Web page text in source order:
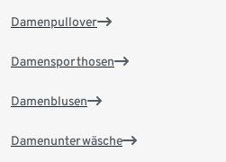
Damenpullover
Damensporthosen
Damenblusen
Damenunterwäsche